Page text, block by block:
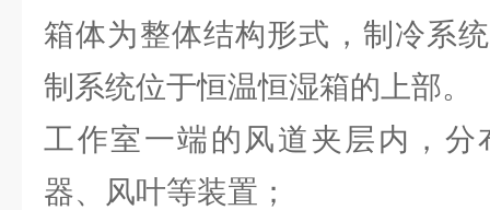
箱体为整体结构形式，制冷系
制系统位于恒温恒湿箱的上部。
工作室一端的风道夹层内，分
器、风叶等装置；